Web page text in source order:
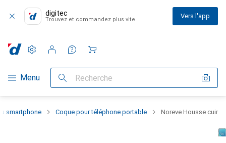
digitec
Trouvez et commandez plus vite Vers l'app
Navigation par catégorie
Menu Recherche
Paramètres
Compte client
Listes de comparaison
Listes d'envies
Panier
smartphone Coque pour téléphone portable Noreve Housse cuir